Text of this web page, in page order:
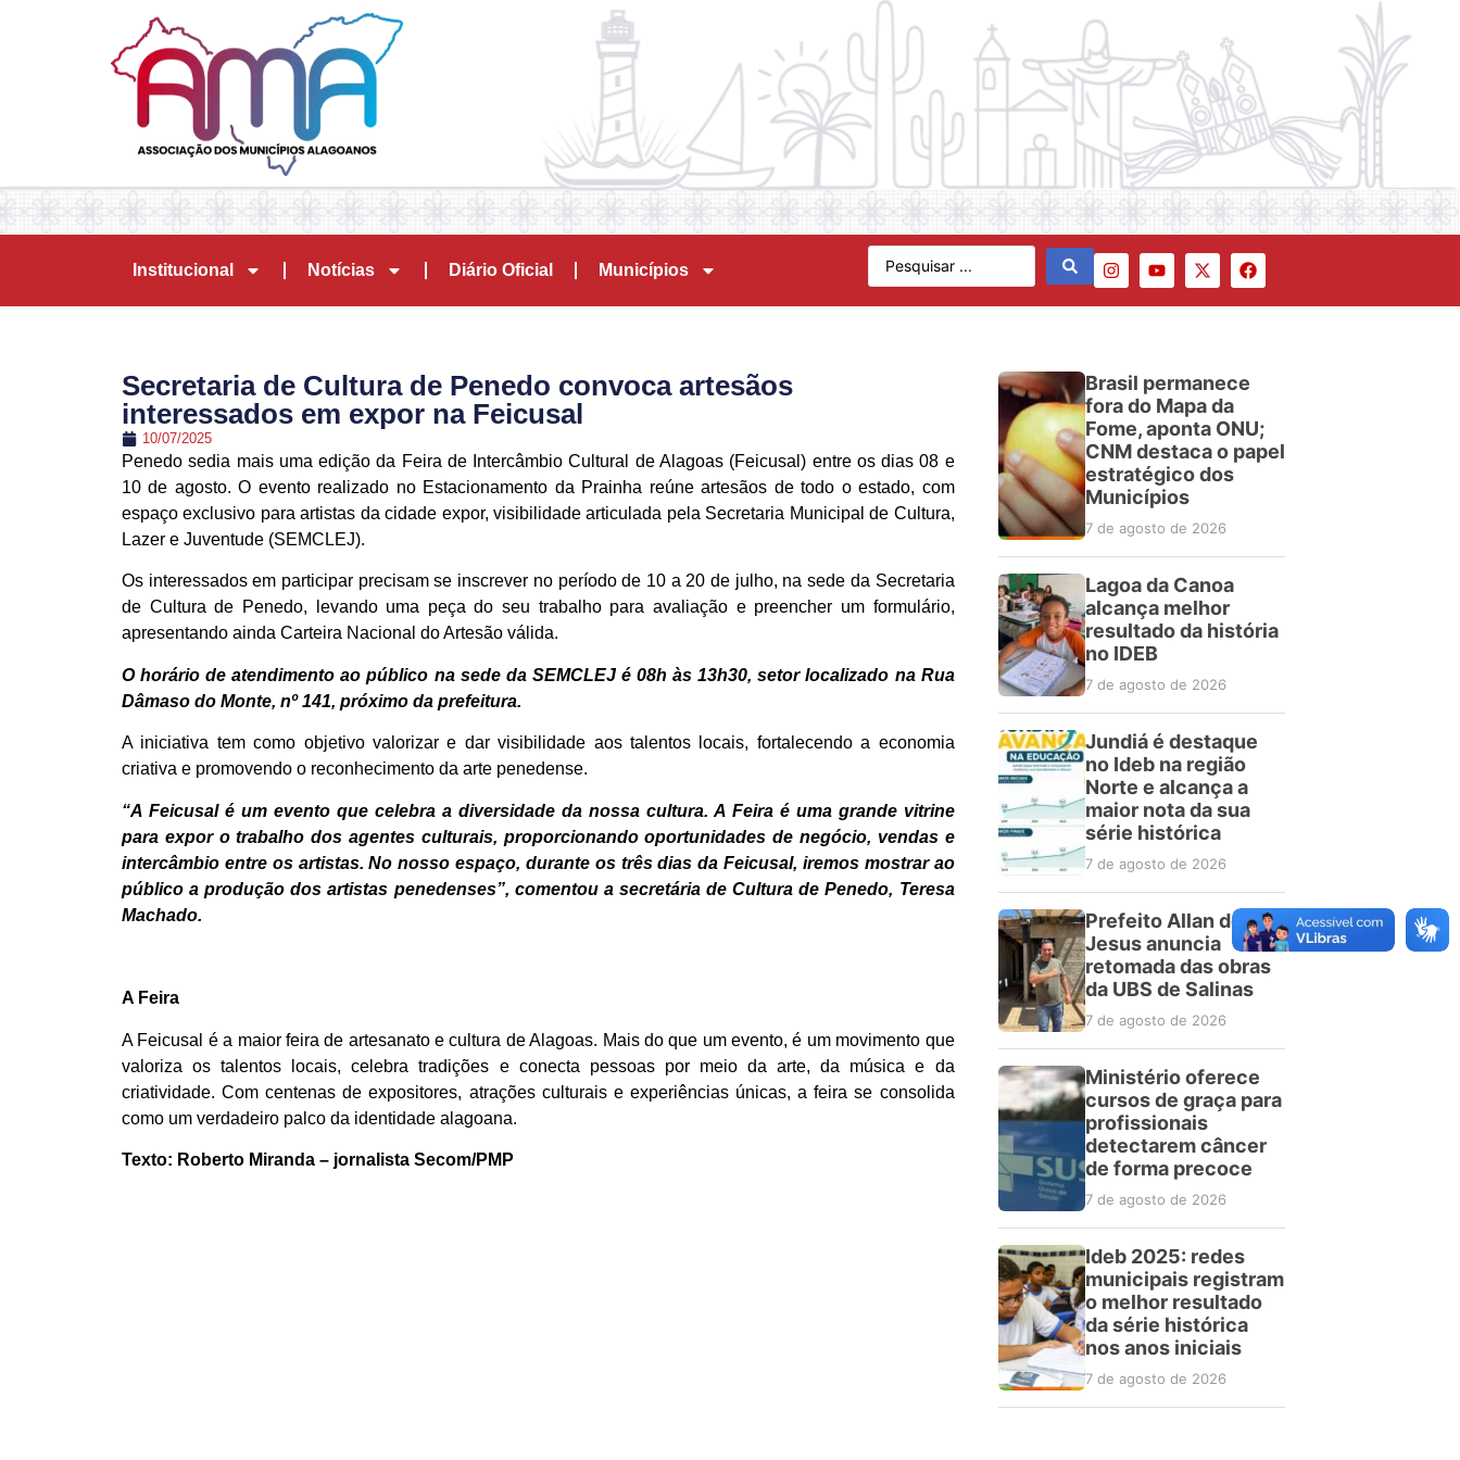
Institucional Notícias Diário Oficial Municípios
Secretaria de Cultura de Penedo convoca artesãos
interessados em expor na Feicusal
10/07/2025
Penedo sedia mais uma edição da Feira de Intercâmbio Cultural de Alagoas (Feicusal) entre os dias 08 e
10 de agosto. O evento realizado no Estacionamento da Prainha reúne artesãos de todo o estado, com
espaço exclusivo para artistas da cidade expor, visibilidade articulada pela Secretaria Municipal de Cultura,
Lazer e Juventude (SEMCLEJ).
Os interessados em participar precisam se inscrever no período de 10 a 20 de julho, na sede da Secretaria
de Cultura de Penedo, levando uma peça do seu trabalho para avaliação e preencher um formulário,
apresentando ainda Carteira Nacional do Artesão válida.
O horário de atendimento ao público na sede da SEMCLEJ é 08h às 13h30, setor localizado na Rua
Dâmaso do Monte, nº 141, próximo da prefeitura.
A iniciativa tem como objetivo valorizar e dar visibilidade aos talentos locais, fortalecendo a economia
criativa e promovendo o reconhecimento da arte penedense.
“A Feicusal é um evento que celebra a diversidade da nossa cultura. A Feira é uma grande vitrine
para expor o trabalho dos agentes culturais, proporcionando oportunidades de negócio, vendas e
intercâmbio entre os artistas. No nosso espaço, durante os três dias da Feicusal, iremos mostrar ao
público a produção dos artistas penedenses”, comentou a secretária de Cultura de Penedo, Teresa
Machado.
A Feira
A Feicusal é a maior feira de artesanato e cultura de Alagoas. Mais do que um evento, é um movimento que
valoriza os talentos locais, celebra tradições e conecta pessoas por meio da arte, da música e da
criatividade. Com centenas de expositores, atrações culturais e experiências únicas, a feira se consolida
como um verdadeiro palco da identidade alagoana.
Texto: Roberto Miranda – jornalista Secom/PMP
Brasil permanece
fora do Mapa da
Fome, aponta ONU;
CNM destaca o papel
estratégico dos
Municípios
7 de agosto de 2026
Lagoa da Canoa
alcança melhor
resultado da história
no IDEB
7 de agosto de 2026
Jundiá é destaque
no Ideb na região
Norte e alcança a
maior nota da sua
série histórica
7 de agosto de 2026
Prefeito Allan de
Jesus anuncia
retomada das obras
da UBS de Salinas
7 de agosto de 2026
Ministério oferece
cursos de graça para
profissionais
detectarem câncer
de forma precoce
7 de agosto de 2026
Ideb 2025: redes
municipais registram
o melhor resultado
da série histórica
nos anos iniciais
7 de agosto de 2026